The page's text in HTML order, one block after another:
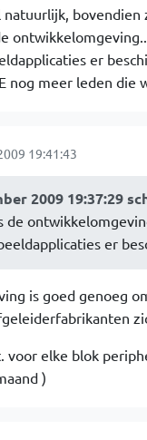
natuurlijk,
er
nog meer leden
19:41:43
2009 19:37:29
de
er
is goed genoeg
voor elke blok
)